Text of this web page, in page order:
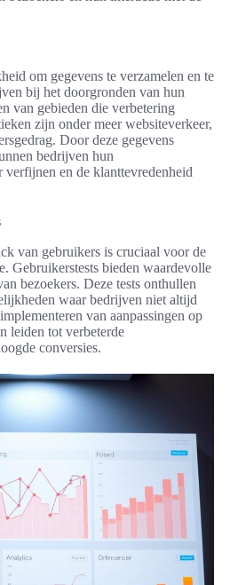
om gegevens te verzamelen en te
bij het doorgronden van hun
van gebieden die verbetering
zijn onder meer websiteverkeer,
Door deze gegevens
bedrijven hun
verfijnen en de klanttevredenheid
van gebruikers is cruciaal voor de
Gebruikerstests bieden waardevolle
bezoekers. Deze tests onthullen
waar bedrijven niet altijd
van aanpassingen op
leiden tot verbeterde
conversies.